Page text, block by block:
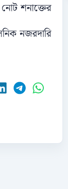
শনাক্তের
নজরদারি